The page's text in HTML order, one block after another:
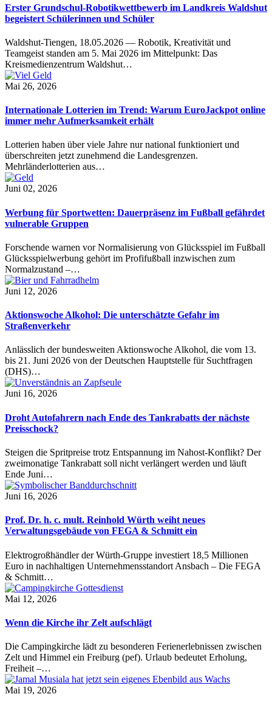
Erster Grundschul-Robotikwettbewerb im Landkreis Waldshut
begeistert Schülerinnen und Schüler
Waldshut-Tiengen, 18.05.2026 — Robotik, Kreativität und
Teamgeist standen am 5. Mai 2026 im Mittelpunkt: Das
Kreismedienzentrum Waldshut…
Mai 26, 2026
Internationale Lotterien im Trend: Warum EuroJackpot online
immer mehr Aufmerksamkeit erhält
Lotterien haben über viele Jahre nur national funktioniert und
überschreiten jetzt zunehmend die Landesgrenzen.
Mehrländerlotterien aus…
Juni 02, 2026
Werbung für Sportwetten: Dauerpräsenz im Fußball gefährdet
vulnerable Gruppen
Forschende warnen vor Normalisierung von Glücksspiel im Fußball
Glücksspielwerbung gehört im Profifußball inzwischen zum
Normalzustand –…
Juni 12, 2026
Aktionswoche Alkohol: Die unterschätzte Gefahr im
Straßenverkehr
Anlässlich der bundesweiten Aktionswoche Alkohol, die vom 13.
bis 21. Juni 2026 von der Deutschen Hauptstelle für Suchtfragen
(DHS)…
Juni 16, 2026
Droht Autofahrern nach Ende des Tankrabatts der nächste
Preisschock?
Steigen die Spritpreise trotz Entspannung im Nahost-Konflikt? Der
zweimonatige Tankrabatt soll nicht verlängert werden und läuft
Ende Juni…
Juni 16, 2026
Prof. Dr. h. c. mult. Reinhold Würth weiht neues
Verwaltungsgebäude von FEGA & Schmitt ein
Elektrogroßhändler der Würth-Gruppe investiert 18,5 Millionen
Euro in nachhaltigen Unternehmensstandort Ansbach – Die FEGA
& Schmitt…
Mai 12, 2026
Wenn die Kirche ihr Zelt aufschlägt
Die Campingkirche lädt zu besonderen Ferienerlebnissen zwischen
Zelt und Himmel ein Freiburg (pef). Urlaub bedeutet Erholung,
Freiheit –…
Mai 19, 2026